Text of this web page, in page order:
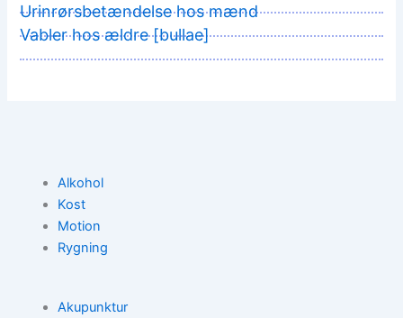
Urinrørsbetændelse hos mænd
Vabler hos ældre [bullae]
Alkohol
Kost
Motion
Rygning
Akupunktur